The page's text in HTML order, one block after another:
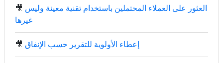
🎥 العثور على العملاء المحتملين باستخدام تقنية معينة وليس
غيرها
🎥 إعطاء الأولوية للتقرير حسب الإنفاق